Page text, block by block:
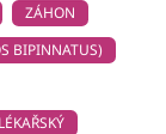
ZÁHON
BIPINNATUS)